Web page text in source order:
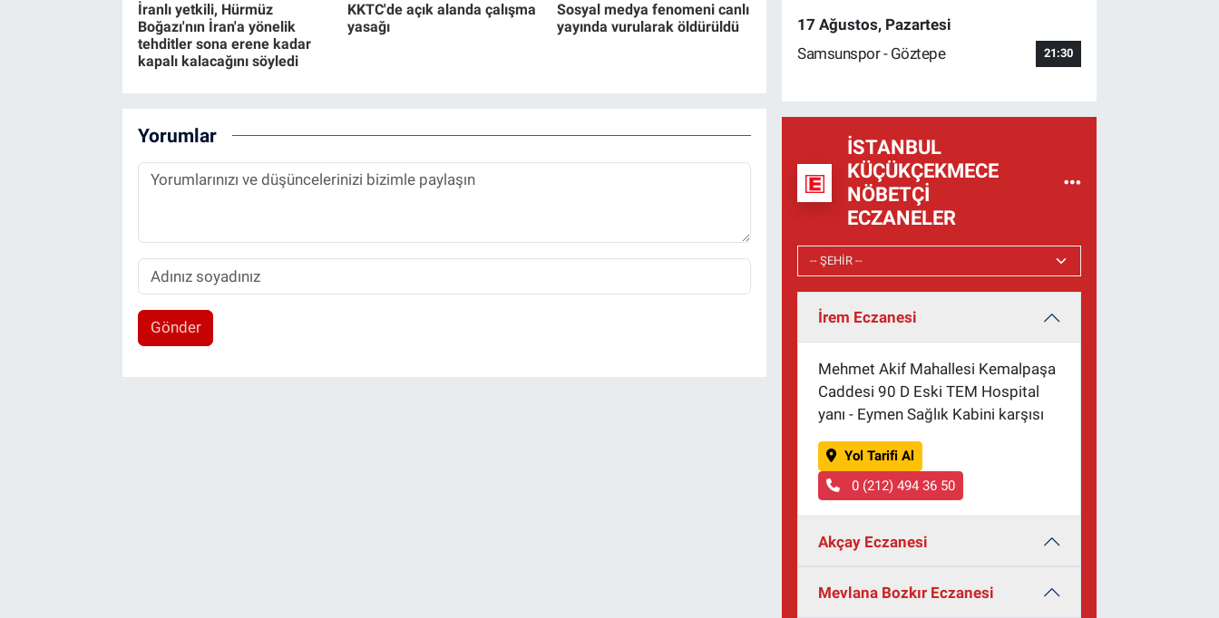
İranlı yetkili, Hürmüz
Boğazı'nın İran'a yönelik
tehditler sona erene kadar
kapalı kalacağını söyledi
KKTC'de açık alanda çalışma
yasağı
Sosyal medya fenomeni canlı
yayında vurularak öldürüldü
Yorumlar
Gönder
17 Ağustos, Pazartesi
Samsunspor - Göztepe
21:30
İSTANBUL
KÜÇÜKÇEKMECE
NÖBETÇI
ECZANELER
İrem Eczanesi
Mehmet Akif Mahallesi Kemalpaşa
Caddesi 90 D Eski TEM Hospital
yanı - Eymen Sağlık Kabini karşısı
Yol Tarifi Al
0 (212) 494 36 50
Akçay Eczanesi
Mevlana Bozkır Eczanesi